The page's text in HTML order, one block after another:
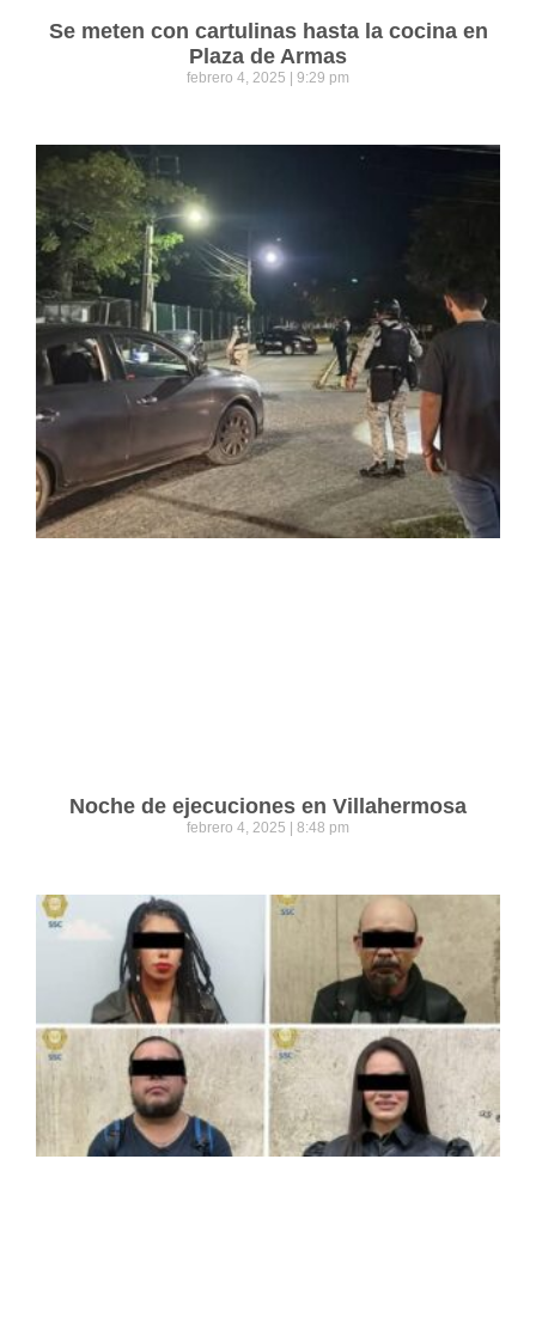
Se meten con cartulinas hasta la cocina en
Plaza de Armas
febrero 4, 2025 9:29 pm
Noche de ejecuciones en Villahermosa
febrero 4, 2025 8:48 pm